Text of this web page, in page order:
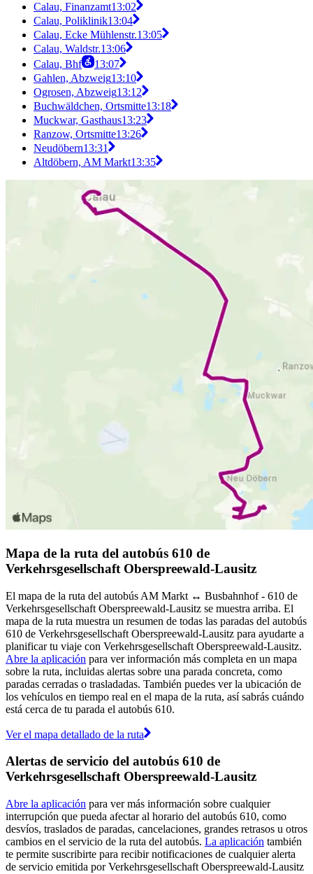
Calau, Finanzamt13:02
Calau, Poliklinik13:04
Calau, Ecke Mühlenstr.13:05
Calau, Waldstr.13:06
Calau, Bhf
13:07
Gahlen, Abzweig13:10
Ogrosen, Abzweig13:12
Buchwäldchen, Ortsmitte13:18
Muckwar, Gasthaus13:23
Ranzow, Ortsmitte13:26
Neudöbern13:31
Altdöbern, AM Markt13:35
Mapa de la ruta del autobús 610 de
Verkehrsgesellschaft Oberspreewald-Lausitz
El mapa de la ruta del autobús AM Markt ↔︎ Busbahnhof - 610 de
Verkehrsgesellschaft Oberspreewald-Lausitz se muestra arriba. El
mapa de la ruta muestra un resumen de todas las paradas del autobús
610 de Verkehrsgesellschaft Oberspreewald-Lausitz para ayudarte a
planificar tu viaje con Verkehrsgesellschaft Oberspreewald-Lausitz.
Abre la aplicación para ver información más completa en un mapa
sobre la ruta, incluidas alertas sobre una parada concreta, como
paradas cerradas o trasladadas. También puedes ver la ubicación de
los vehículos en tiempo real en el mapa de la ruta, así sabrás cuándo
está cerca de tu parada el autobús 610.
Ver el mapa detallado de la ruta
Alertas de servicio del autobús 610 de
Verkehrsgesellschaft Oberspreewald-Lausitz
Abre la aplicación para ver más información sobre cualquier
interrupción que pueda afectar al horario del autobús 610, como
desvíos, traslados de paradas, cancelaciones, grandes retrasos u otros
cambios en el servicio de la ruta del autobús. La aplicación también
te permite suscribirte para recibir notificaciones de cualquier alerta
de servicio emitida por Verkehrsgesellschaft Oberspreewald-Lausitz